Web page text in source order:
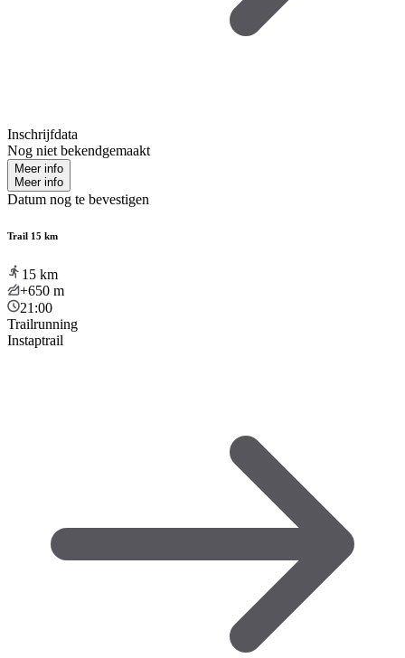
Inschrijfdata
Nog niet bekendgemaakt
Meer info
Meer info
Datum nog te bevestigen
Trail 15 km
15 km
+650 m
21:00
Trailrunning
Instaptrail